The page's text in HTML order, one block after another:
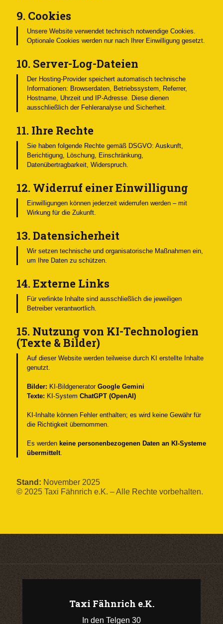
9. Cookies
Unsere Website verwendet technisch notwendige Cookies.
Optionale Cookies werden nur nach Ihrer Einwilligung gesetzt.
10. Server-Log-Dateien
Der Hosting-Provider speichert automatisch technische
Informationen: Browserdaten, Betriebssystem, Referrer,
Hostname, Uhrzeit und IP-Adresse. Diese dienen
ausschließlich der Fehleranalyse und Sicherheit.
11. Ihre Rechte
Sie haben folgende Rechte gemäß DSGVO: Auskunft,
Berichtigung, Löschung, Einschränkung,
Datenübertragbarkeit, Widerspruch.
12. Widerruf einer Einwilligung
Einwilligungen können jederzeit widerrufen werden – mit
Wirkung für die Zukunft.
13. Datensicherheit
Wir setzen technische und organisatorische Maßnahmen ein,
um Ihre Daten zu schützen.
14. Externe Links
Für verlinkte Inhalte sind ausschließlich die jeweiligen
Betreiber verantwortlich.
15. Nutzung von KI-Technologien
(Texte & Bilder)
Auf dieser Website werden teilweise durch KI erstellte Inhalte
genutzt.
Bilder: KI-Bildgenerator Google Gemini
Texte: KI-System ChatGPT (OpenAI)
KI-Inhalte können Fehler enthalten; es wird keine Gewähr für
die Richtigkeit übernommen.
Es werden keine personenbezogenen Daten an KI-Systeme
übermittelt.
Stand: November 2025
© 2025 Taxi Fähnrich e.K. – Alle Rechte vorbehalten.
Taxi Fähnrich e.K.
In den Telgen 30